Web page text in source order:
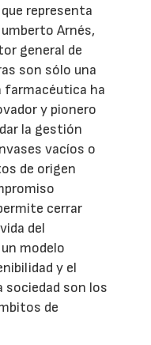
representa
Arnés,
general de
son sólo una
farmacéutica ha
y pionero
la gestión
vacíos o
de origen
cerrar
del
modelo
y el
sociedad son los
de